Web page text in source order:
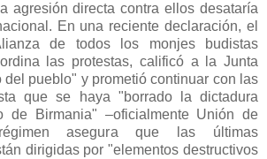
agresión directa contra ellos desataría
En una reciente declaración, el
de todos los monjes budistas
las protestas, calificó a la Junta
del pueblo" y prometió continuar con las
que se haya "borrado la dictadura
de Birmania" –oficialmente Unión de
asegura que las últimas
dirigidas por "elementos destructivos